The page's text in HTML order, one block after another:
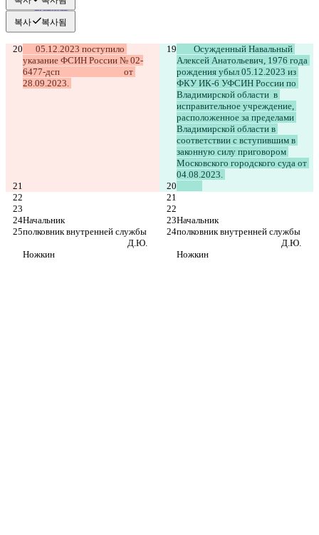
복사 복사됨
указание ФСИН России № 02-
6477-дсп                              от
28.09.2023.
Алексей Анатольевич, 1976 года
рождения убыл 05.12.2023 из
ФКУ ИК-6 УФСИН России по
Владимирской области  в
исправительное учреждение,
расположенное за пределами
Владимирской области в
соответствии с вступившим в
законную силу приговором
Московского городского суда от
04.08.2023.
Начальник
Начальник
полковник внутренней службы
                                                 Д.Ю.
Ножкин
полковник внутренней службы
                                                 Д.Ю.
Ножкин
繁體中文
한국어